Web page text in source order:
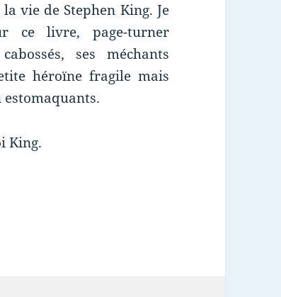
vie de Stephen King. Je
ce livre, page-turner
ses méchants
héroïne fragile mais
King.